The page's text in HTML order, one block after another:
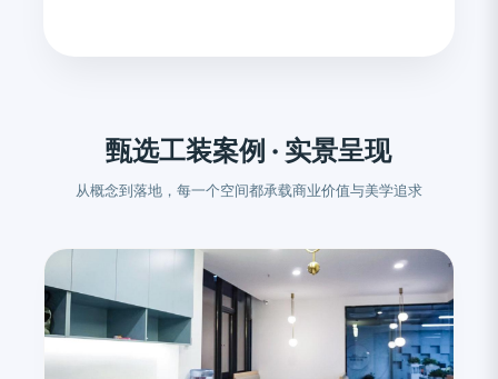
甄选工装案例 · 实景呈现
从概念到落地，每一个空间都承载商业价值与美学追求